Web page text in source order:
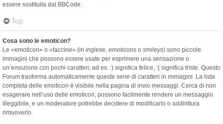
essere sostituita dal BBCode.
Top
Cosa sono le emoticon?
Le «emoticon» o «faccine» (in inglese, emoticons o smileys) sono piccole
immagini che possono essere usate per esprimere una sensazione o
un’emozione con pochi caratteri; ad es. :) significa felice, :( significa triste. Questo
Forum trasforma automaticamente queste serie di caratteri in immagini. La lista
completa delle emoticon è visibile nella pagina di invio messaggi. Cerca di non
esagerare nell’uso delle emoticon, possono facilmente rendere un messaggio
illeggibile, e un moderatore potrebbe decidere di modificarlo o addirittura
rimuoverlo.